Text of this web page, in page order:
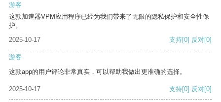
游客
这款加速器VPM应用程序已经为我们带来了无限的隐私保护和安全性保
护。
2025-10-17
支持[0] 反对[0]
游客
这款app的用户评论非常真实，可以帮助我做出更准确的选择。
2025-10-17 支持[0] 反对[0]